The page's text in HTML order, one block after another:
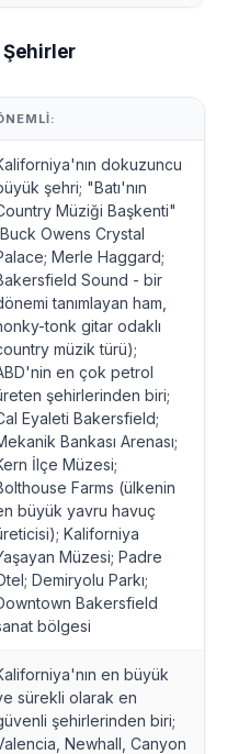
Şehirler
dokuzuncu
şehri; "Batı'nın
Müziği Başkenti"
Owens Crystal
Merle Haggard;
Sound - bir
tanımlayan ham,
tonk gitar odaklı
müzik türü);
en çok petrol
şehirlerinden biri;
Eyaleti Bakersfield;
Bankası Arenası;
İlçe Müzesi;
Farms (ülkenin
büyük yavru havuç
Kaliforniya
Müzesi; Padre
Demiryolu Parkı;
Bakersfield
bölgesi
en büyük
sürekli olarak en
şehirlerinden biri;
Newhall, Canyon